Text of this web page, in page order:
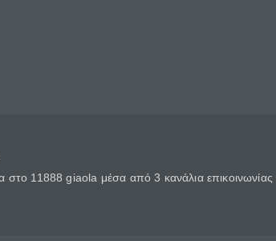
11888 giaola μέσα από 3 κανάλια